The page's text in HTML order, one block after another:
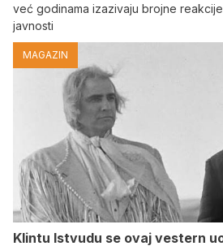
već godinama izazivaju brojne
javnosti
MAGAZIN
Klintu Istvudu se ovaj vestern